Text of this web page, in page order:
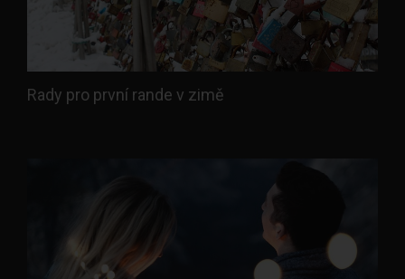
Rady pro první rande v zimě